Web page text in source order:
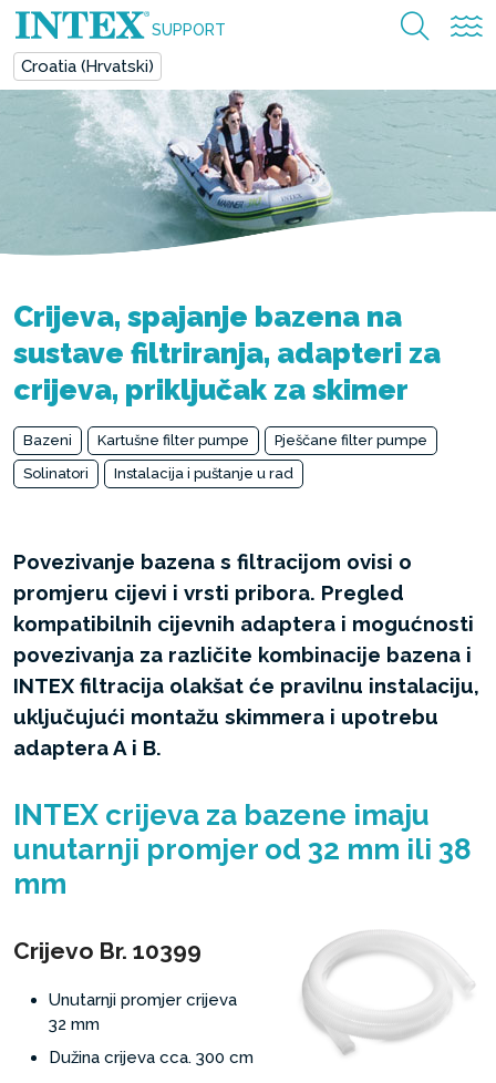
SUPPORT
Croatia (Hrvatski)
Crijeva, spajanje bazena na
sustave filtriranja, adapteri za
crijeva, priključak za skimer
Bazeni Kartušne filter pumpe
Pješčane filter pumpe
Solinatori
Instalacija i puštanje u rad
Povezivanje bazena s filtracijom ovisi o
promjeru cijevi i vrsti pribora. Pregled
kompatibilnih cijevnih adaptera i mogućnosti
povezivanja za različite kombinacije bazena i
INTEX filtracija olakšat će pravilnu instalaciju,
uključujući montažu skimmera i upotrebu
adaptera A i B.
INTEX crijeva za bazene imaju
unutarnji promjer od 32 mm ili 38
mm
Crijevo Br. 10399
Unutarnji promjer crijeva
32 mm
Dužina crijeva cca. 300 cm